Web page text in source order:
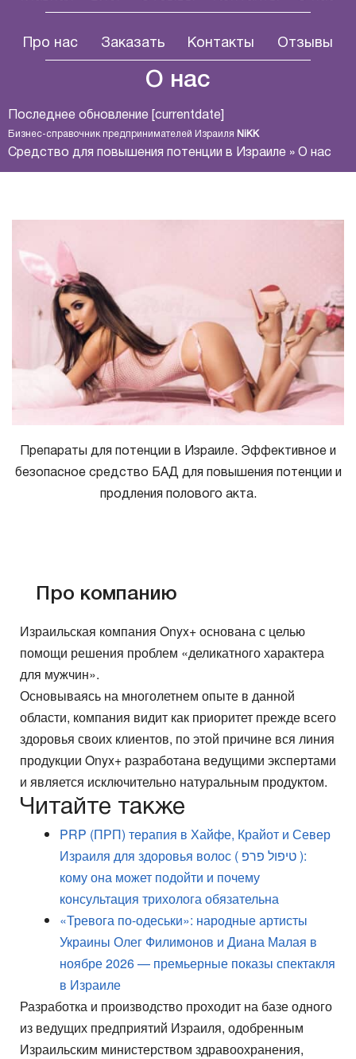
Про нас Заказать Контакты Отзывы
О нас
Последнее обновление [currentdate]
Бизнес-справочник предпринимателей Израиля NiKK
Средство для повышения потенции в Израиле » О нас
Препараты для потенции в Израиле. Эффективное и
безопасное средство БАД для повышения потенции и
продления полового акта.
Про компанию
Израильская компания Onyx+ основана с целью
помощи решения проблем «деликатного характера
для мужчин».
Основываясь на многолетнем опыте в данной
области, компания видит как приоритет прежде всего
здоровья своих клиентов, по этой причине вся линия
продукции Onyx+ разработана ведущими экспертами
и является исключительно натуральным продуктом.
Читайте также
PRP (ПРП) терапия в Хайфе, Крайот и Север
Израиля для здоровья волос ( טיפול פרפ ):
кому она может подойти и почему
консультация трихолога обязательна
«Тревога по-одеськи»: народные артисты
Украины Олег Филимонов и Диана Малая в
ноябре 2026 — премьерные показы спектакля
в Израиле
Разработка и производство проходит на базе одного
из ведущих предприятий Израиля, одобренным
Израильским министерством здравоохранения,